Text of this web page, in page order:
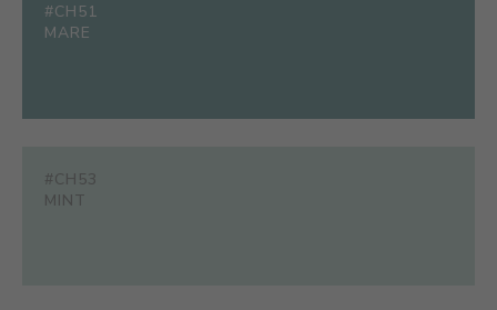
#CH51
MARE
#CH53
MINT